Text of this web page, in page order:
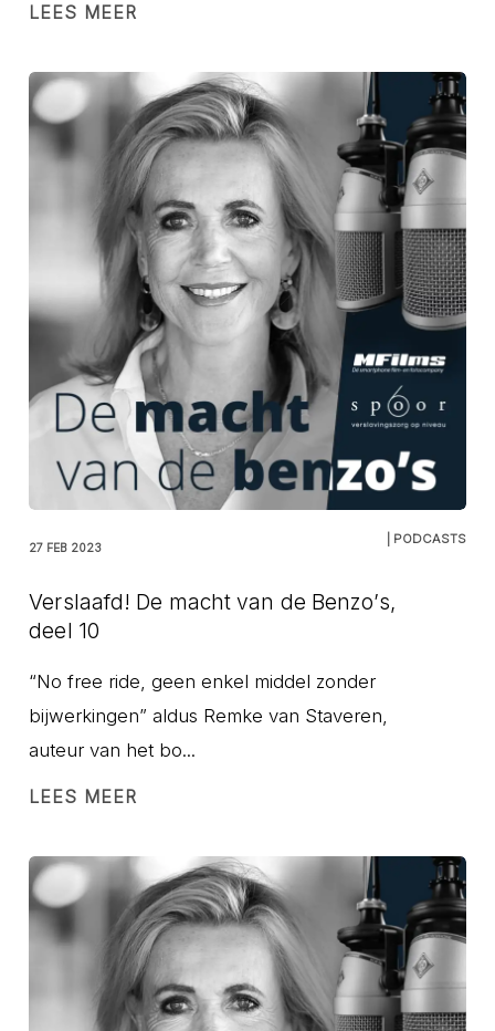
LEES MEER
27 FEB 2023
| PODCASTS
Verslaafd! De macht van de Benzo’s,
deel 10
“No free ride, geen enkel middel zonder
bijwerkingen” aldus Remke van Staveren,
auteur van het bo...
LEES MEER